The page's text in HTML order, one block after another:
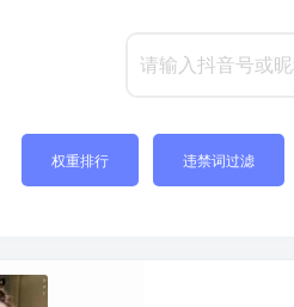
权重排行 违禁词过滤